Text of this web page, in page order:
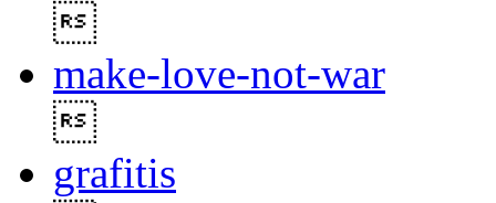
make-love-not-war
grafitis